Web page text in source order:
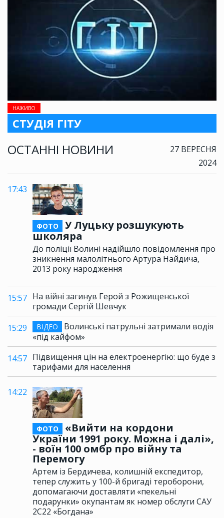
НАЖИВО
СТУДІЯ ГІТУ
ОСТАННІ НОВИНИ
27 ВЕРЕСНЯ
2024
17:43
ФОТО
У Луцьку розшукують
школяра
До поліції Волині надійшло повідомлення про
зникнення малолітнього Артура Найдича,
2013 року народження
15:57 На війні загинув Герой з Рожищенської
громади Сергій Шевчук
15:29
ВІДЕО
Волинські патрульні затримали водія
«під кайфом»
14:57 Підвищення цін на електроенергію: що буде з
тарифами для населення
14:22
ФОТО
«Вийти на кордони
України 1991 року. Можна і далі»,
- воїн 100 омбр про війну та
Перемогу
Артем із Бердичева, колишній експедитор,
тепер служить у 100-й бригаді тероборони,
допомагаючи доставляти «пекельні
подарунки» окупантам як номер обслуги САУ
2С22 «Богдана»